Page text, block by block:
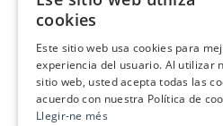
cookies
Este sitio web usa cookies para
experiencia del usuario. Al utilizar
sitio web, usted acepta todas las
acuerdo con nuestra Política de
Llegir-ne més